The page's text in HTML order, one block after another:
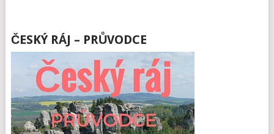
ČESKÝ RÁJ – PRŮVODCE